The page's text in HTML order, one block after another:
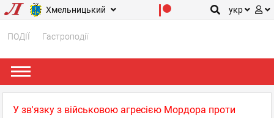
Хмельницький укр
ПОДІЇ Гастроподії
У зв'язку з військовою агресією Мордора проти